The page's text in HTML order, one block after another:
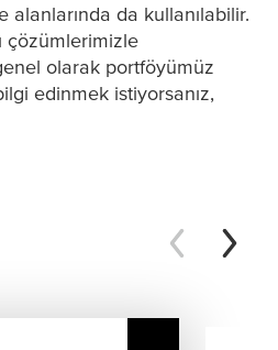
alanlarında da kullanılabilir.
çözümlerimizle
olarak portföyümüz
edinmek istiyorsanız,